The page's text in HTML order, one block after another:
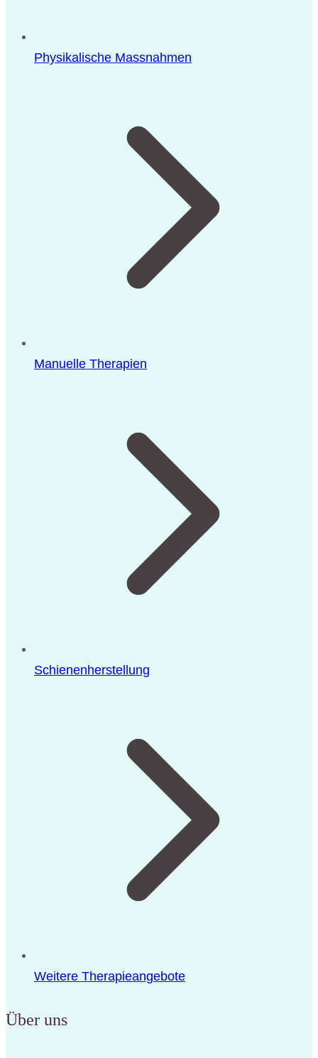
Physikalische Massnahmen
Manuelle Therapien
Schienenherstellung
Weitere Therapieangebote
Über uns